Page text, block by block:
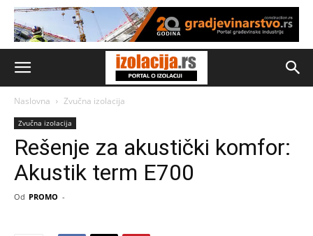
Naslovna Zvučna izolacija
Zvučna izolacija
Rešenje za akustički komfor:
Akustik term E700
Od PROMO -